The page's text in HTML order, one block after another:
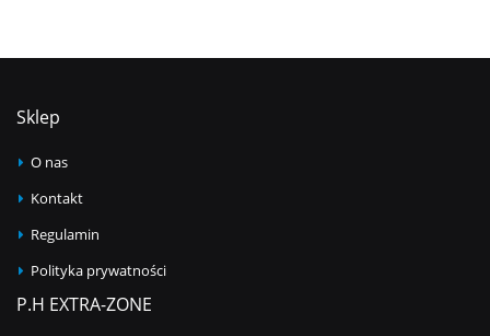
Sklep
O nas
Kontakt
Regulamin
Polityka prywatności
P.H EXTRA-ZONE